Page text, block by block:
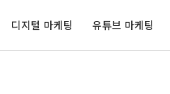
디지털 마케팅 유튜브 마케팅